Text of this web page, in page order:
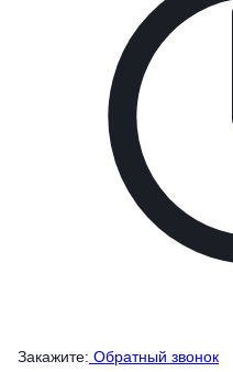
Закажите: Обратный звонок